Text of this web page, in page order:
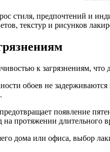
стиля, предпочтений и
текстур и рисунков
к загрязнениям,
обоев не
появление
протяжении длительного
дома или офиса, выбор